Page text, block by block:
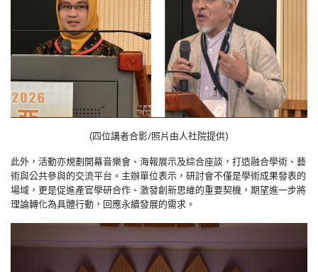
(四位講者合影/照片由人社院提供)
此外，活動亦規劃開幕音樂會、海報展示及綜合座談，打造融合學術、藝
術與公共參與的交流平台。主辦單位表示，研討會不僅是學術成果發表的
場域，更是促進產官學研合作、激發創新思維的重要契機，期望進一步將
理論轉化為具體行動，回應永續發展的需求。